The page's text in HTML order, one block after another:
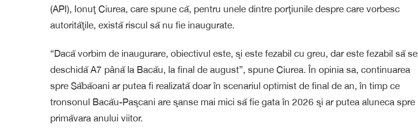
(API), Ionuţ Ciurea, care spune că, pentru unele dintre porţiunile despre care vorbesc
autorităţile, există riscul să nu fie inaugurate.
“Dacă vorbim de inaugurare, obiectivul este, şi este fezabil cu greu, dar este fezabil să se
deschidă A7 până la Bacău, la final de august”, spune Ciurea. În opinia sa, continuarea
spre Săbăoani ar putea fi realizată doar în scenariul optimist de final de an, în timp ce
tronsonul Bacău-Paşcani are şanse mai mici să fie gata în 2026 şi ar putea aluneca spre
primăvara anului viitor.